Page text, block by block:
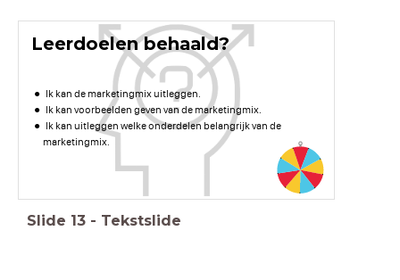
Leerdoelen behaald?
Ik kan de marketingmix uitleggen.
Ik kan voorbeelden geven van de marketingmix.
Ik kan uitleggen welke onderdelen belangrijk van de
marketingmix.
Slide 13 - Tekstslide